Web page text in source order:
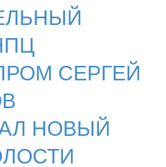
СЕРГЕЙ
НОВЫЙ